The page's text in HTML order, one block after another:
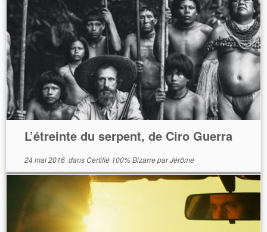
L’étreinte du serpent, de Ciro Guerra
24 mai 2016dansCertifié 100% BizarreparJérôme